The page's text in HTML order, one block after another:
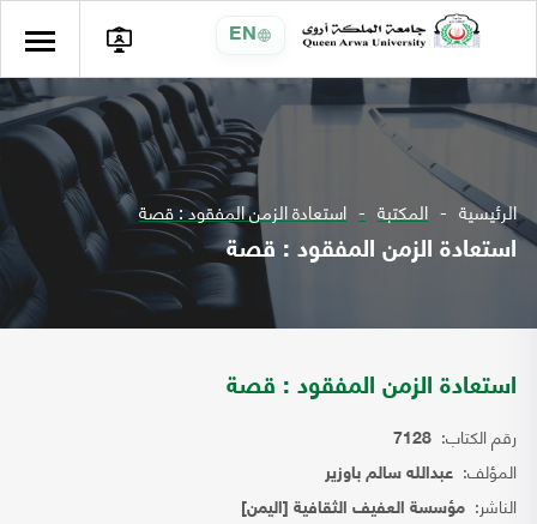
EN
الرئيسية المكتبة استعادة الزمن المفقود : قصة
استعادة الزمن المفقود : قصة
استعادة الزمن المفقود : قصة
رقم الكتاب: 7128
المؤلف: عبدالله سالم باوزير
الناشر: مؤسسة العفيف الثقافية [اليمن]